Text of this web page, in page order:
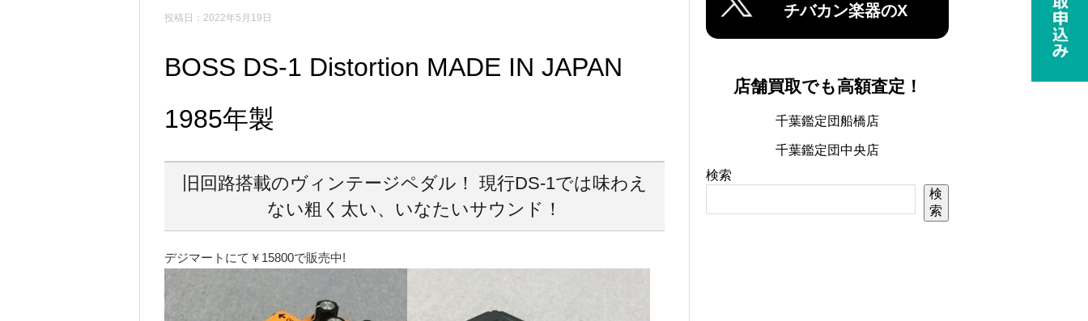
投稿日：2022年5月19日
BOSS DS-1 Distortion MADE IN JAPAN
1985年製
旧回路搭載のヴィンテージペダル！ 現行DS-1では味わえ
ない粗く太い、いなたいサウンド！
デジマートにて￥15800で販売中!
チバカン楽器のX
店舗買取でも高額査定！
千葉鑑定団船橋店
千葉鑑定団中央店
検索
検
索